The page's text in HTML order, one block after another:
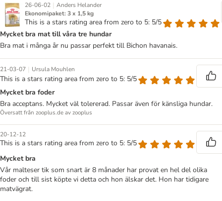
26-06-02 | Anders Helander
Ekonomipaket: 3 x 1,5 kg
This is a stars rating area from zero to 5: 5/5
Mycket bra mat till våra tre hundar
Bra mat i många år nu passar perfekt till Bichon havanais.
21-03-07 | Ursula Mouhlen
This is a stars rating area from zero to 5: 5/5
Mycket bra foder
Bra acceptans. Mycket väl tolererad. Passar även för känsliga hundar.
Översatt från zooplus.de av zooplus
20-12-12
This is a stars rating area from zero to 5: 5/5
Mycket bra
Vår malteser tik som snart är 8 månader har provat en hel del olika
foder och till sist köpte vi detta och hon älskar det. Hon har tidigare
matvägrat.